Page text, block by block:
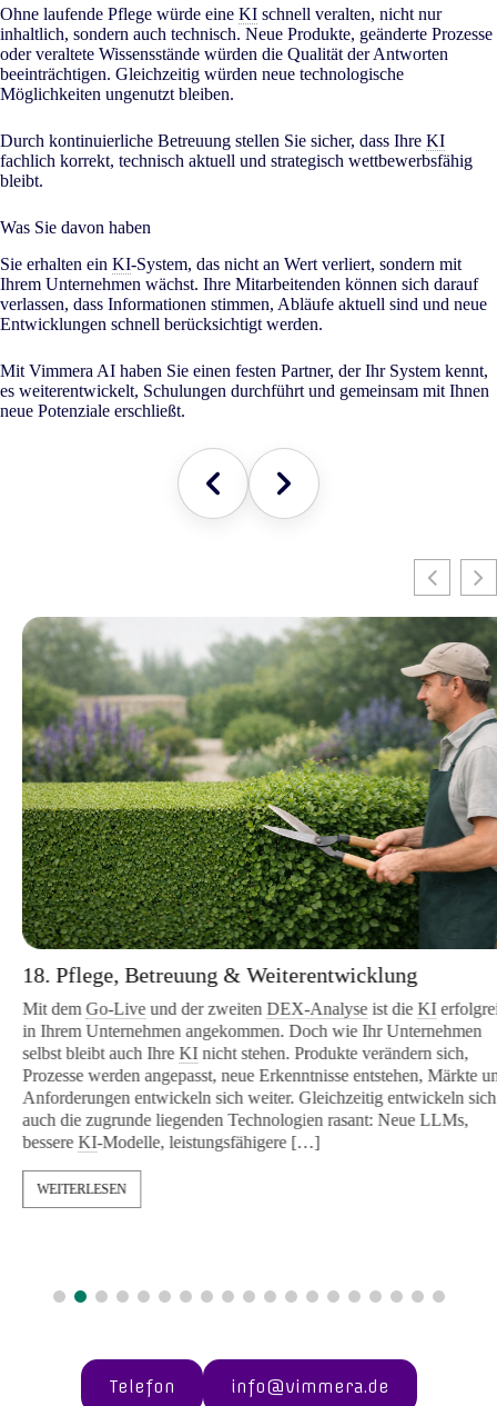
Ohne laufende Pflege würde eine KI schnell veralten, nicht nur
inhaltlich, sondern auch technisch. Neue Produkte, geänderte Prozesse
oder veraltete Wissensstände würden die Qualität der Antworten
beeinträchtigen. Gleichzeitig würden neue technologische
Möglichkeiten ungenutzt bleiben.
Durch kontinuierliche Betreuung stellen Sie sicher, dass Ihre KI
fachlich korrekt, technisch aktuell und strategisch wettbewerbsfähig
bleibt.
Was Sie davon haben
Sie erhalten ein KI-System, das nicht an Wert verliert, sondern mit
Ihrem Unternehmen wächst. Ihre Mitarbeitenden können sich darauf
verlassen, dass Informationen stimmen, Abläufe aktuell sind und neue
Entwicklungen schnell berücksichtigt werden.
Mit Vimmera AI haben Sie einen festen Partner, der Ihr System kennt,
es weiterentwickelt, Schulungen durchführt und gemeinsam mit Ihnen
neue Potenziale erschließt.
18. Pflege, Betreuung & Weiterentwicklung
Mit demGo-Liveund der zweitenDEX-Analyseist dieKI
in Ihrem Unternehmen angekommen. Doch wie Ihr Unternehmen
selbst bleibt auch IhreKInicht stehen. Produkte verändern sich,
Prozesse werden angepasst, neue Erkenntnisse entstehen, Märkte und
Anforderungen entwickeln sich weiter. Gleichzeitig entwickeln sich
auch die zugrunde liegenden Technologien rasant: Neue LLMs,
bessereKI-Modelle, leistungsfähigere […]
WEITERLESEN
Telefon info@vimmera.de